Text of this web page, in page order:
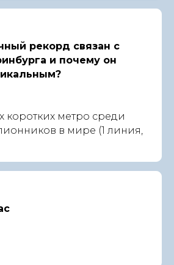
рекорд связан с
и почему он
коротких метро среди
в мире (1 линия,